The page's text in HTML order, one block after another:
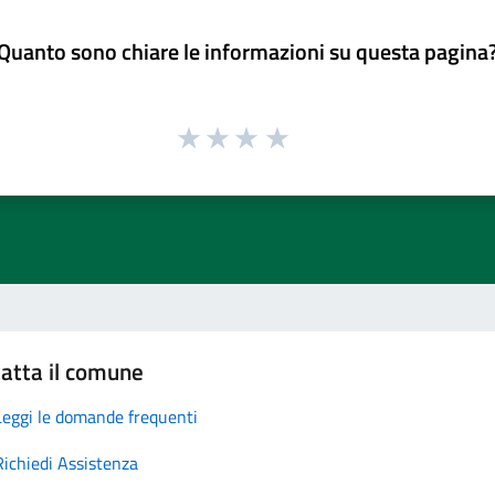
sono chiare le informazioni su questa
il comune
le domande frequenti
Assistenza